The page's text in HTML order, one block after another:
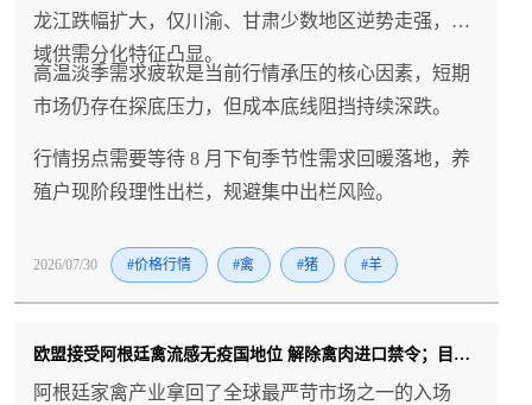
龙江跌幅扩大，仅川渝、甘肃少数地区逆势走强，区
域供需分化特征凸显。
高温淡季需求疲软是当前行情承压的核心因素，短期
市场仍存在探底压力，但成本底线阻挡持续深跌。
行情拐点需要等待 8 月下旬季节性需求回暖落地，养
殖户现阶段理性出栏，规避集中出栏风险。
2026/07/30 #价格行情 #禽 #猪 #羊
欧盟接受阿根廷禽流感无疫国地位 解除禽肉进口禁令；目前仅中国仍维持暂停
阿根廷家禽产业拿回了全球最严苛市场之一的入场